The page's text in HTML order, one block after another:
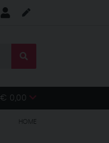
€ 0,00
HOME